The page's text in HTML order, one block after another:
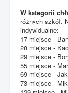
W kategorii
różnych szkół.
indywidualne:
17 miejsce -
28 miejsce -
29 miejsce -
55 miejsce -
69 miejsce -
73 miejsce -